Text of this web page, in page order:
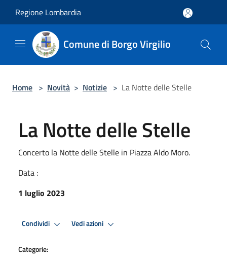
Regione Lombardia
Comune di Borgo Virgilio
Home > Novità > Notizie > La Notte delle Stelle
La Notte delle Stelle
Concerto la Notte delle Stelle in Piazza Aldo Moro.
Data :
1 luglio 2023
Condividi Vedi azioni
Categorie: